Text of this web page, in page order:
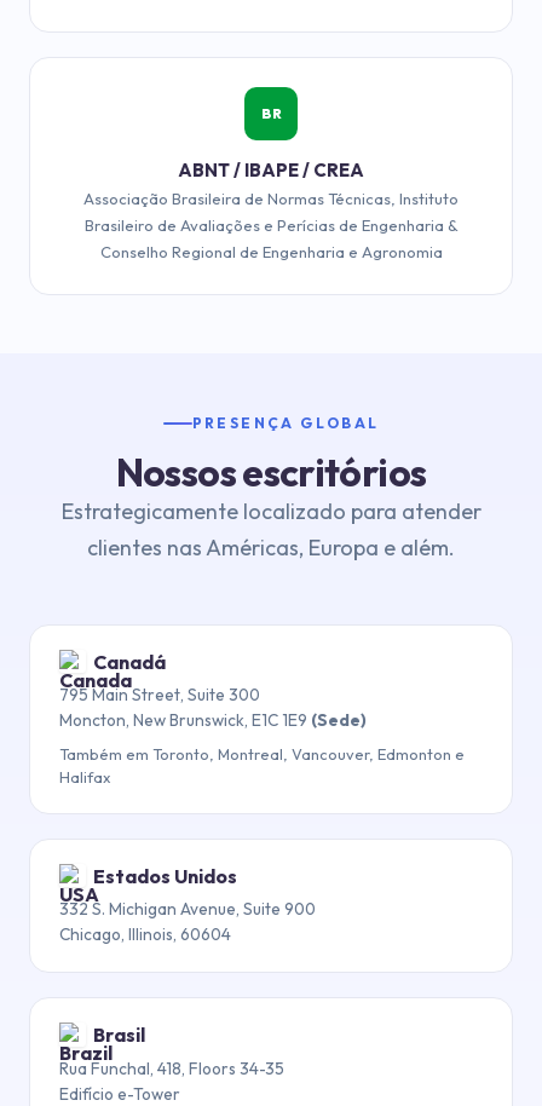
BR
ABNT / IBAPE / CREA
Associação Brasileira de Normas Técnicas, Instituto
Brasileiro de Avaliações e Perícias de Engenharia &
Conselho Regional de Engenharia e Agronomia
PRESENÇA GLOBAL
Nossos escritórios
Estrategicamente localizado para atender
clientes nas Américas, Europa e além.
Canadá
795 Main Street, Suite 300
Moncton, New Brunswick, E1C 1E9 (Sede)
Também em Toronto, Montreal, Vancouver, Edmonton e
Halifax
Estados Unidos
332 S. Michigan Avenue, Suite 900
Chicago, Illinois, 60604
Brasil
Rua Funchal, 418, Floors 34-35
Edifício e-Tower